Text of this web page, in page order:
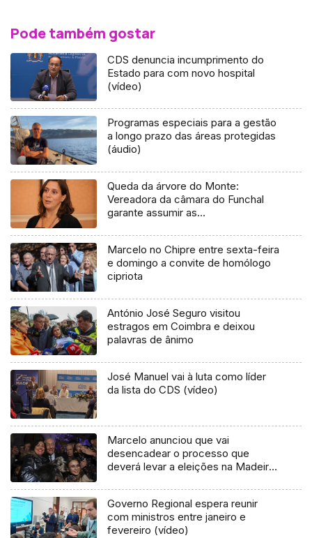
Pode também gostar
CDS denuncia incumprimento do
Estado para com novo hospital
(vídeo)
Programas especiais para a gestão
a longo prazo das áreas protegidas
(áudio)
Queda da árvore do Monte:
Vereadora da câmara do Funchal
garante assumir as
assumir
Marcelo no Chipre entre sexta-feira
e domingo a convite de homólogo
cipriota
António José Seguro visitou
estragos em Coimbra e deixou
palavras de ânimo
José Manuel vai à luta como líder
da lista do CDS (vídeo)
Marcelo anunciou que vai
desencadear o processo que
deverá levar a eleições na Madeira
Governo Regional espera reunir
com ministros entre janeiro e
fevereiro (vídeo)